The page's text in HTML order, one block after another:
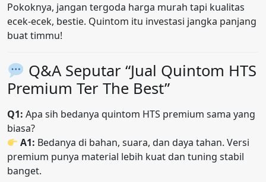
Pokoknya, jangan tergoda harga murah tapi kualitas
ecek-ecek, bestie. Quintom itu investasi jangka panjang
buat timmu!
Q&A Seputar “Jual Quintom HTS
Premium Ter The Best”
Q1: Apa sih bedanya quintom HTS premium sama yang
biasa?
A1: Bedanya di bahan, suara, dan daya tahan. Versi
premium punya material lebih kuat dan tuning stabil
banget.